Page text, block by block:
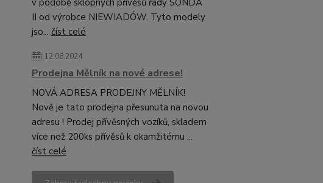
II od výrobce NIEWIADÓW. Tyto modely
jso... číst celé
12.08.2024
Prodejna Mělník na nové adrese!
NOVÁ ADRESA PRODEJNY MĚLNÍK!
Nově je tato prodejna přesunuta na novou
adresu ! Prodej přívěsných vozíků, skladem
více než 200ks přívěsů k okamžitému ...
číst celé